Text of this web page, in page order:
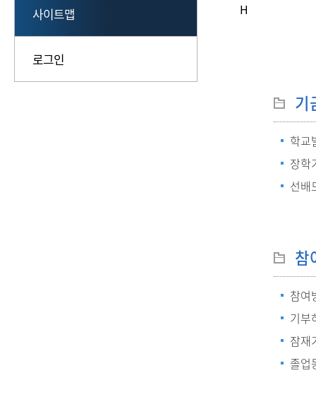
사이트맵
로그인
H
기
학교
장학
선배
참
참여
기부
잠재
졸업